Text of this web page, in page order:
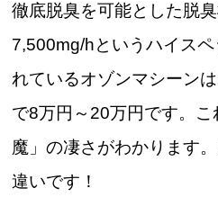
徹底脱臭を可能とした脱
7,500mg/hというハイス
れているオゾンマシーン
で8万円～20万円です。
魔」の凄さがわかります
違いです！